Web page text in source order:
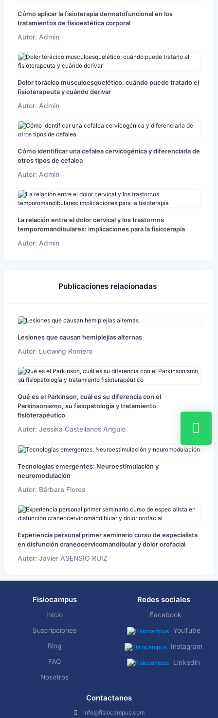
Cómo aplicar la fisioterapia dermatofuncional en los
tratamientos de fisioestética corporal
Autor: Admin
Dolor torácico musculoesquelético: cuándo puede tratarlo el
fisioterapeuta y cuándo derivar
Autor: Admin
Cómo identificar una cefalea cervicogénica y diferenciarla de
otros tipos de cefalea
Autor: Admin
La relación entre el dolor cervical y los trastornos
temporomandibulares: implicaciones para la fisioterapia
Autor: Admin
Publicaciones relacionadas
Lesiones que causan hemiplejías alternas
Autor: Ludwing Romero
Qué es el Parkinson, cuál es su diferencia con el
Parkinsonismo, su fisiopatología y tratamiento
fisioterapéutico
Autor: Jessika Castellanos Angulo
Tecnologías emergentes: Neuroestimulación y
neuromodulación
Autor: Bárbara Flores
Experiencia personal primer seminario curso de especialista
en disfunción craneocervicomandibular y dolor orofacial
Autor: Javier ASENSIO RUIZ
Fisiocampus
Inicio
Suscripciones
Blog
FAQ
Nosotros
Redes sociales
Facebook
YouTube
Instagram
Linkedin
Contactanos
info@fisiocampus.com